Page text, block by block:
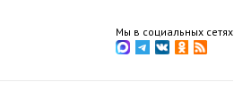
Мы в социальных сетях